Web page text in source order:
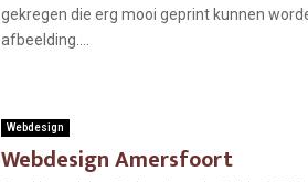
gekregen die erg mooi geprint kunnen
afbeelding....
Webdesign
Webdesign Amersfoort